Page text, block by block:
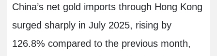
China’s net gold imports through Hong Kong
surged sharply in July 2025, rising by
126.8% compared to the previous month,